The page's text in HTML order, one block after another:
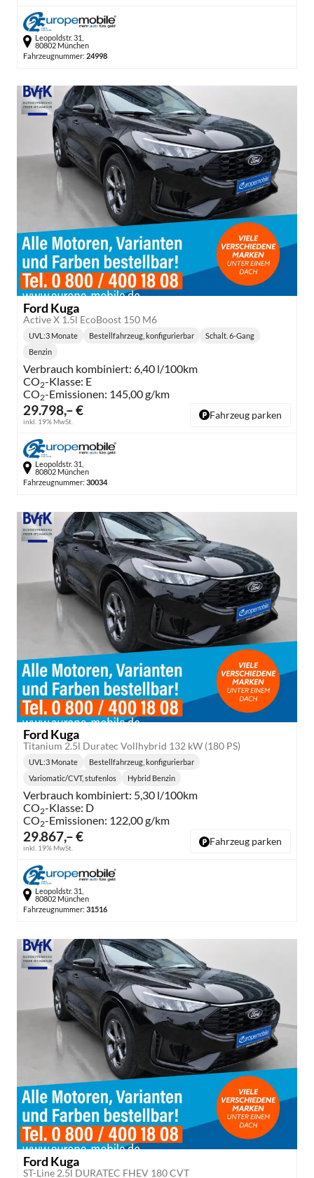
Leopoldstr. 31,
80802 München
Fahrzeugnummer: 24998
Ford Kuga
Active X 1.5l EcoBoost 150 M6
29.798,– €
inkl. 19% MwSt.
Lieferzeit:
UVL :3 Monate Bestellfahrzeug, konfigurierbar
Getriebe:
Schalt. 6-Gang
Kraftstoff:
Benzin
Verbrauch kombiniert: 6,40 l/100km
CO2-Klasse: E
CO2-Emissionen: 145,00 g/km
Fahrzeug parken
Leopoldstr. 31,
80802 München
Fahrzeugnummer: 30034
Ford Kuga
Titanium 2.5l Duratec Vollhybrid 132 kW (180 PS)
29.867,– €
inkl. 19% MwSt.
UVL :3 Monate Bestellfahrzeug, konfigurierbar
Getriebe:
Variomatic/CVT, stufenlos Hybrid Benzin
Verbrauch kombiniert: 5,30 l/100km
CO2-Klasse: D
CO2-Emissionen: 122,00 g/km
Fahrzeug parken
Leopoldstr. 31,
80802 München
Fahrzeugnummer: 31516
Ford Kuga
ST-Line 2.5l DURATEC FHEV 180 CVT